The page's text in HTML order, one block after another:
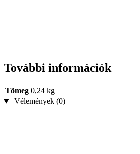
További információk
Tömeg 0,24 kg
Vélemények (0)